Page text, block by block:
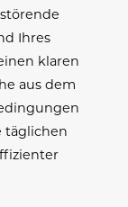
Ihres
klaren
aus dem
täglichen